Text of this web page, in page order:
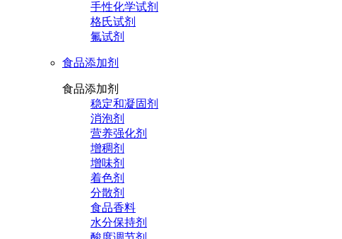
手性化学试剂
格氏试剂
氟试剂
食品添加剂
食品添加剂
稳定和凝固剂
消泡剂
营养强化剂
增稠剂
增味剂
着色剂
分散剂
食品香料
水分保持剂